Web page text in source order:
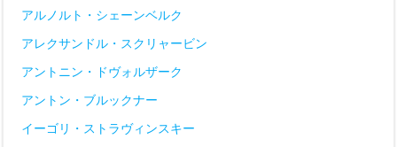
アルノルト・シェーンベルク
アレクサンドル・スクリャービン
アントニン・ドヴォルザーク
アントン・ブルックナー
イーゴリ・ストラヴィンスキー